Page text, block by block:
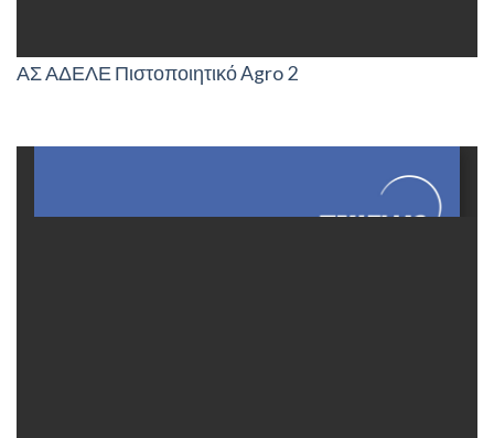
ΑΣ ΑΔΕΛΕ Πιστοποιητικό Agro 2